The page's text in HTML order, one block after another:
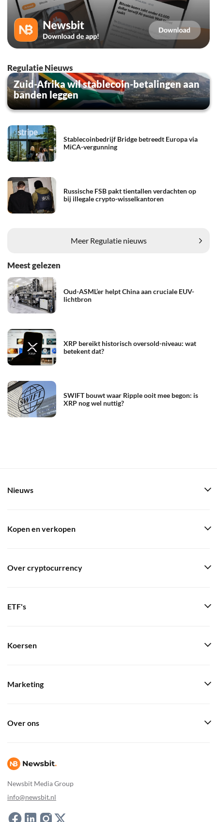
Regulatie Nieuws
Zuid-Afrika wil stablecoin-betalingen aan
banden leggen
Stablecoinbedrijf Bridge betreedt Europa via
MiCA-vergunning
Russische FSB pakt tientallen verdachten op
bij illegale crypto-wisselkantoren
Meer Regulatie nieuws
Meest gelezen
Oud-ASML’er helpt China aan cruciale EUV-
lichtbron
XRP bereikt historisch oversold-niveau: wat
betekent dat?
SWIFT bouwt waar Ripple ooit mee begon: is
XRP nog wel nuttig?
Newsbit Media Group
info@newsbit.nl
Nieuws
Kopen en verkopen
Over cryptocurrency
ETF's
Koersen
Marketing
Over ons